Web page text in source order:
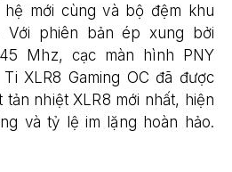
hệ mới cùng và bộ đệm khu
Với phiên bản ép xung bởi
Mhz, cạc màn hình PNY
XLR8 Gaming OC đã được
nhiệt XLR8 mới nhất, hiện
và tỷ lệ im lặng hoàn hảo.